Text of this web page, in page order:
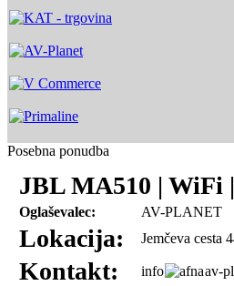
Posebna ponudba
JBL MA510 | WiFi
Oglaševalec: AV-PLANET
Lokacija: Jemčeva cesta
Kontakt: info av-